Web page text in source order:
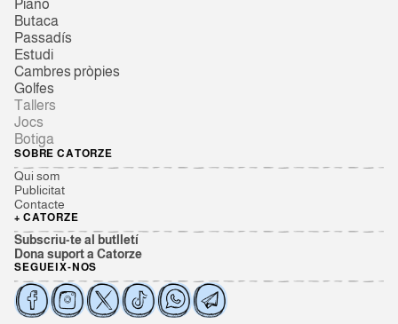
Piano
Butaca
Passadís
Estudi
Cambres pròpies
Golfes
Tallers
Jocs
Botiga
SOBRE CATORZE
Qui som
Publicitat
Contacte
+ CATORZE
Subscriu-te al butlletí
Dona suport a Catorze
SEGUEIX-NOS